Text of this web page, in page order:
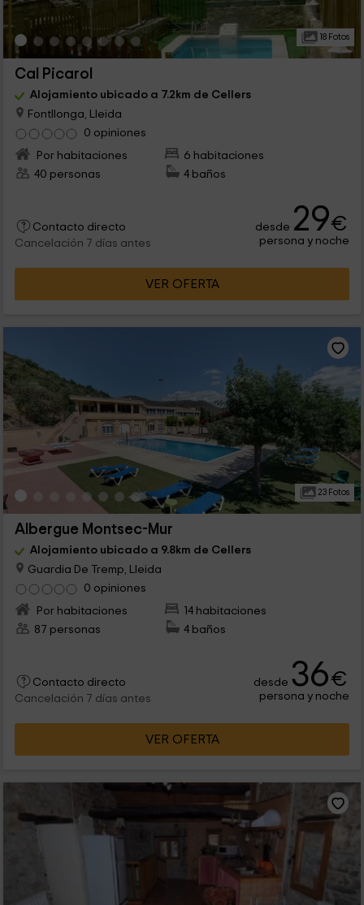
18 Fotos
Cal Picarol
Alojamiento ubicado a 7.2km de Cellers
Fontllonga, Lleida
0 opiniones
Por habitaciones
6 habitaciones
40 personas
4 baños
Contacto directo
Cancelación 7 días antes
desde 29€
persona y noche
VER OFERTA
23 Fotos
Albergue Montsec-Mur
Alojamiento ubicado a 9.8km de Cellers
Guardia De Tremp, Lleida
0 opiniones
Por habitaciones
14 habitaciones
87 personas
4 baños
Contacto directo
Cancelación 7 días antes
desde 36€
persona y noche
VER OFERTA